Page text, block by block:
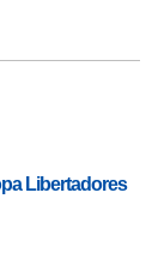
Libertadores